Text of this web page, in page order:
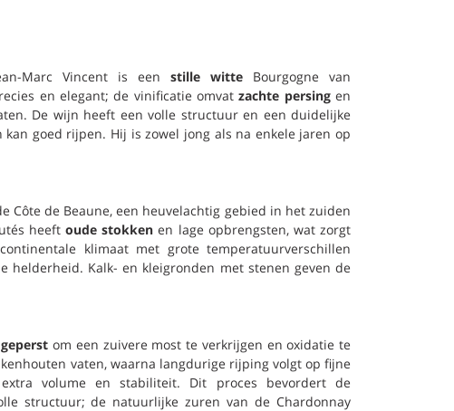
Marc Vincent is een stille witte Bourgogne van
en elegant; de vinificatie omvatzachte persingen
De wijn heeft een volle structuur en een duidelijke
goed rijpen. Hij is zowel jong als na enkele jaren op
Côte de Beaune, een heuvelachtig gebied in het zuiden
heeftoude stokken en lage opbrengsten, wat zorgt
klimaat met grote temperatuurverschillen
helderheid. Kalk- en kleigronden met stenen geven de
om een zuivere most te verkrijgen en oxidatie te
vaten, waarna langdurige rijping volgt op fijne
volume en stabiliteit. Dit proces bevordert de
structuur; de natuurlijke zuren van de Chardonnay